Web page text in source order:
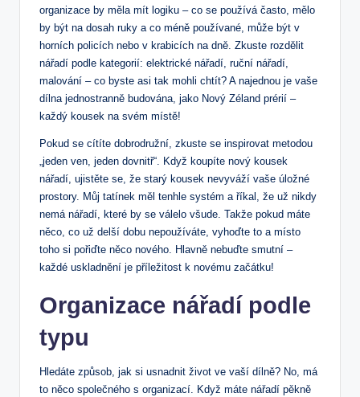
organizace by měla mít logiku – co se používá často, mělo
by být na dosah ruky a co méně používané, může být v
horních policích nebo v krabicích na dně. Zkuste rozdělit
nářadí podle kategorií: elektrické nářadí, ruční nářadí,
malování – co byste asi tak mohli chtít? A najednou je vaše
dílna jednostranně budována, jako Nový Zéland prérií –
každý kousek na svém místě!
Pokud se cítíte dobrodružní, zkuste se inspirovat metodou
„jeden ven, jeden dovnitř“. Když koupíte nový kousek
nářadí, ujistěte se, že starý kousek nevyváží vaše úložné
prostory. Můj tatínek měl tenhle systém a říkal, že už nikdy
nemá nářadí, které by se válelo všude. Takže pokud máte
něco, co už delší dobu nepoužíváte, vyhoďte to a místo
toho si pořiďte něco nového. Hlavně nebuďte smutní –
každé uskladnění je příležitost k novému začátku!
Organizace nářadí podle
typu
Hledáte způsob, jak si usnadnit život ve vaší dílně? No, má
to něco společného s organizací. Když máte nářadí pěkně